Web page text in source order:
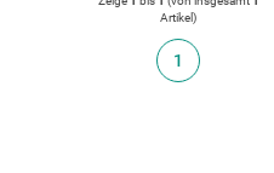
Artikel)
1